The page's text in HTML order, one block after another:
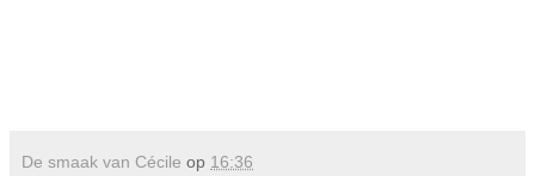
De smaak van Cécile op 16:36